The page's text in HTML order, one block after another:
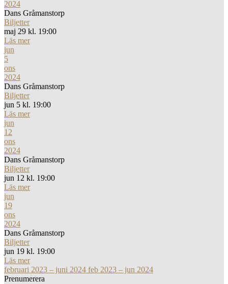
2024
Dans Gråmanstorp
Biljetter
maj 29 kl. 19:00
Läs mer
jun
5
ons
2024
Dans Gråmanstorp
Biljetter
jun 5 kl. 19:00
Läs mer
jun
12
ons
2024
Dans Gråmanstorp
Biljetter
jun 12 kl. 19:00
Läs mer
jun
19
ons
2024
Dans Gråmanstorp
Biljetter
jun 19 kl. 19:00
Läs mer
februari 2023 – juni 2024 feb 2023 – jun 2024
Prenumerera